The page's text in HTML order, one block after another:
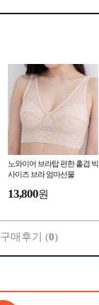
노와이어 브라탑 편한 홑겹 빅
사이즈 브라 엄마선물
13,800원
구매후기 (0)